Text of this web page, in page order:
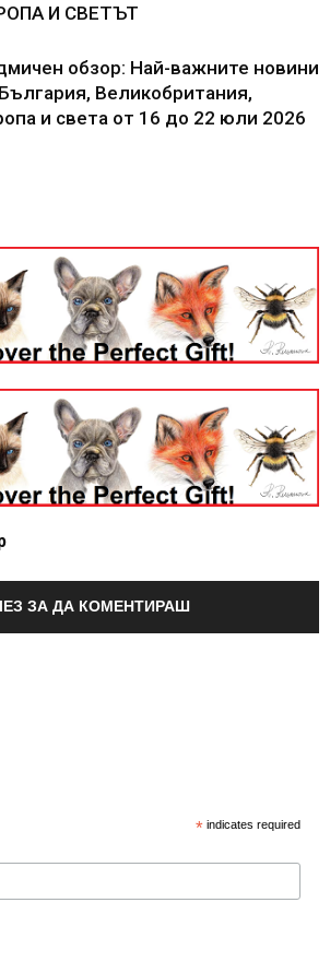
И СВЕТЪТ
обзор: Най-важните новини
Великобритания,
и света от 16 до 22 юли 2026
ЗА ДА КОМЕНТИРАШ
* indicates required